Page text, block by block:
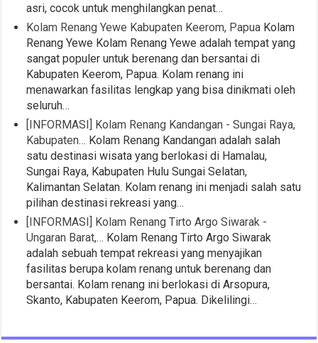
asri, cocok untuk menghilangkan penat…
Kolam Renang Yewe Kabupaten Keerom, Papua Kolam
Renang Yewe Kolam Renang Yewe adalah tempat yang
sangat populer untuk berenang dan bersantai di
Kabupaten Keerom, Papua. Kolam renang ini
menawarkan fasilitas lengkap yang bisa dinikmati oleh
seluruh…
[INFORMASI] Kolam Renang Kandangan - Sungai Raya,
Kabupaten… Kolam Renang Kandangan adalah salah
satu destinasi wisata yang berlokasi di Hamalau,
Sungai Raya, Kabupaten Hulu Sungai Selatan,
Kalimantan Selatan. Kolam renang ini menjadi salah satu
pilihan destinasi rekreasi yang…
[INFORMASI] Kolam Renang Tirto Argo Siwarak -
Ungaran Barat,… Kolam Renang Tirto Argo Siwarak
adalah sebuah tempat rekreasi yang menyajikan
fasilitas berupa kolam renang untuk berenang dan
bersantai. Kolam renang ini berlokasi di Arsopura,
Skanto, Kabupaten Keerom, Papua. Dikelilingi…